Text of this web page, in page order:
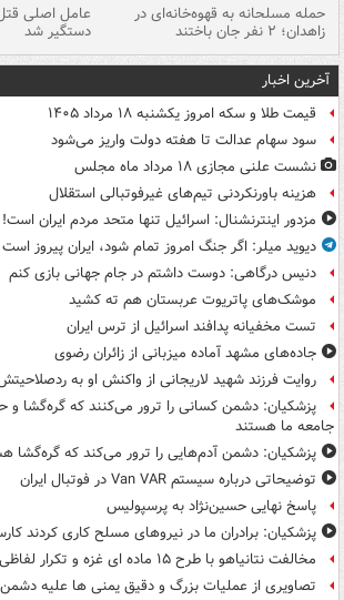
حمله مسلحانه به قهوه‌خانه‌ای در
زاهدان؛ ۲ نفر جان باختند
عامل اصلی
دستگیر شد
آخرین اخبار
قیمت طلا و سکه امروز یکشنبه ۱۸ مرداد ۱۴۰۵
سود سهام عدالت تا هفته دولت واریز می‌شود
نشست علنی مجازی ۱۸ مرداد ماه مجلس
هزینه باورنکردنی تیم‌های غیرفوتبالی استقلال
مزدور اینترنشنال: اسرائیل تنها متحد مردم ایران است!
دیوید میلر: اگر جنگ امروز تمام شود، ایران پیروز
دنیس درگاهی: دوست داشتم در جام جهانی بازی کنم
موشک‌های پاتریوت عربستان هم ته‌ کشید
تست مخفیانه پدافند اسرائیل از ترس ایران
جاده‌های مشهد آماده میزبانی از زائران رضوی
روایت فرزند شهید لاریجانی از واکنش او به
پزشکیان: دشمن کسانی را ترور می‌کنند که گره‌گشا
جامعه ما هستند
پزشکیان: دشمن آدم‌هایی را ترور می‌کند که گره‌گشا
توضیحاتی درباره سیستم Van VAR در فوتبال ایران
پاسخ نهایی حسین‌نژاد به پرسپولیس
پزشکیان: برادران ما در نیروهای مسلح کاری کردند
مخالفت نتانیاهو با طرح ۱۵ ماده ای غزه و تکرار لفاظی علیه ایران
تصاویری از عملیات بزرگ و دقیق یمنی ها علیه